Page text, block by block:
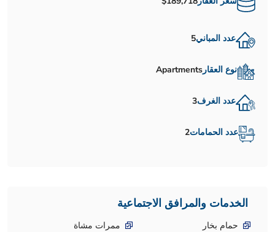
عدد المباني5
نوع العقارApartments
عدد الغرف3
عدد الحمامات2
الخدمات والمرافق الاجتماعية
حمام بخار
ممرات مشاة